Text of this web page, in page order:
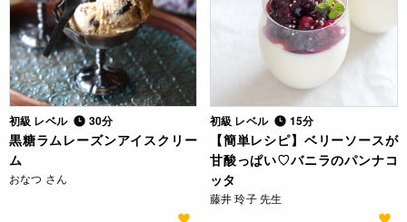
初級 レベル 30分
黒糖ラムレーズンアイスクリー
ム
おなつ さん
初級 レベル 15分
【簡単レシピ】ベリーソースが
甘酸っぱい♡バニラのパンナコ
ッタ
藤井 玲子 先生